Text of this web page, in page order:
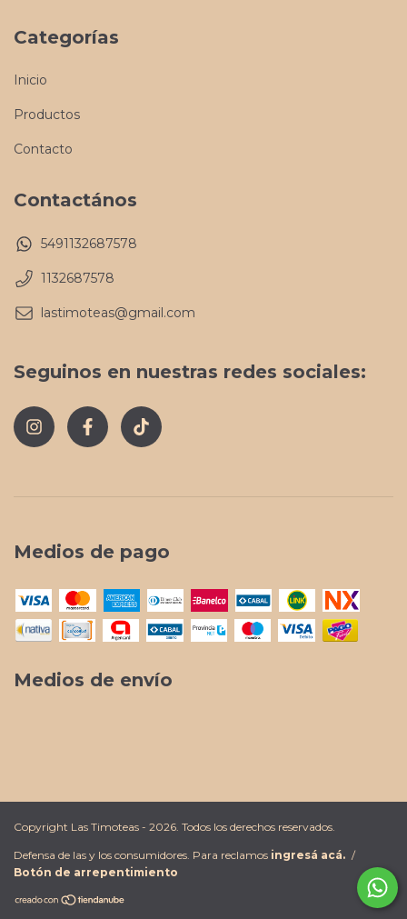
Categorías
Inicio
Productos
Contacto
Contactános
5491132687578
1132687578
lastimoteas@gmail.com
Seguinos en nuestras redes sociales:
Medios de pago
Medios de envío
Copyright Las Timoteas - 2026. Todos los derechos reservados.
Defensa de las y los consumidores. Para reclamos ingresá acá. /
Botón de arrepentimiento